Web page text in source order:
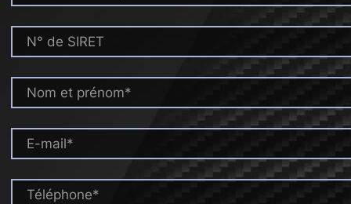
N° de SIRET
Nom et prénom*
E-mail*
Téléphone*